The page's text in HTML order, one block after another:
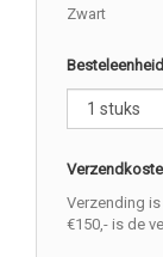
Zwart
Besteleenheid
Verzending
€150,- is de